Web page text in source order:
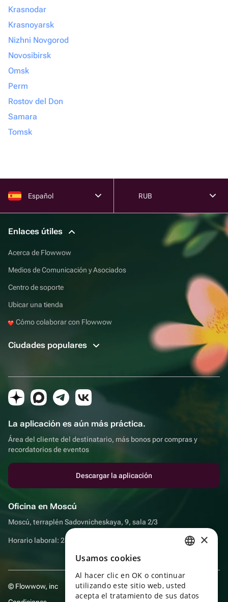
Krasnodar
Krasnoyarsk
Nizhni Novgorod
Novosibirsk
Omsk
Perm
Rostov del Don
Samara
Tomsk
Español RUB
Enlaces útiles
Acerca de Flowwow
Medios de Comunicación y Asociados
Centro de soporte
Ubicar una tienda
Cómo colaborar con Flowwow
Ciudades populares
La aplicación es aún más práctica.
Área del cliente del destinatario, más bonos por compras y
recordatorios de eventos
Descargar la aplicación
Oficina en Moscú
Moscú, terraplén Sadovnicheskaya, 9, sala 2/3
Horario laboral: 24 horas
© Flowwow, inc
ENGLISH
UKRAINIAN
×
Usamos cookies
Al hacer clic en OK o continuar
utilizando este sitio web, usted
acepta el tratamiento de sus datos